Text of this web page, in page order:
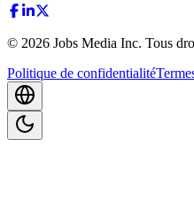
© 2026 Jobs Media Inc. Tous
Politique de confidentialité